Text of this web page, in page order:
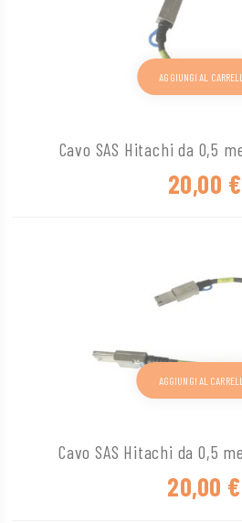
Cavo SAS Hitachi da 0,5
20,00 €
AGGIUNGI AL
Cavo SAS Hitachi da 0,5
20,00 €
AGGIUNGI AL